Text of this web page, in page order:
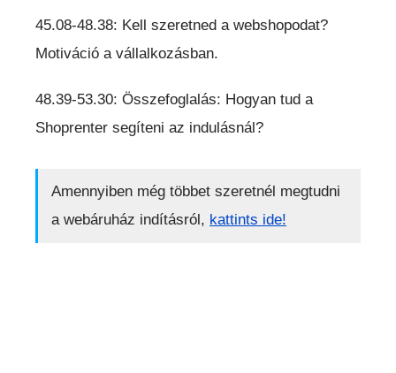
45.08-48.38: Kell szeretned a webshopodat?
Motiváció a vállalkozásban.
48.39-53.30: Összefoglalás: Hogyan tud a
Shoprenter segíteni az indulásnál?
Amennyiben még többet szeretnél megtudni
a webáruház indításról, kattints ide!